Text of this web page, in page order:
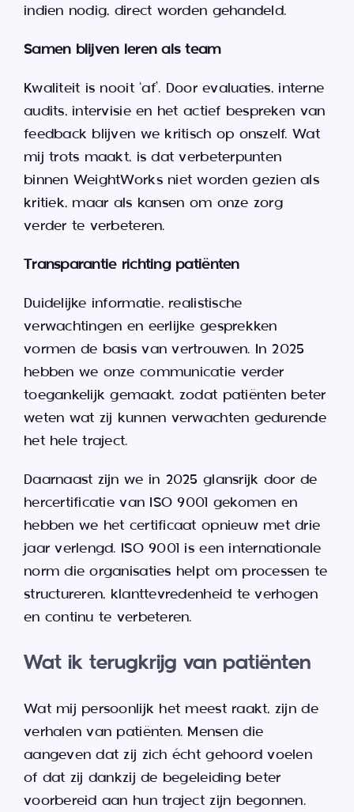
indien nodig, direct worden gehandeld.
Samen blijven leren als team
Kwaliteit is nooit ‘af’. Door evaluaties, interne
audits, intervisie en het actief bespreken van
feedback blijven we kritisch op onszelf. Wat
mij trots maakt, is dat verbeterpunten
binnen WeightWorks niet worden gezien als
kritiek, maar als kansen om onze zorg
verder te verbeteren.
Transparantie richting patiënten
Duidelijke informatie, realistische
verwachtingen en eerlijke gesprekken
vormen de basis van vertrouwen. In 2025
hebben we onze communicatie verder
toegankelijk gemaakt, zodat patiënten beter
weten wat zij kunnen verwachten gedurende
het hele traject.
Daarnaast zijn we in 2025 glansrijk door de
hercertificatie van ISO 9001 gekomen en
hebben we het certificaat opnieuw met drie
jaar verlengd. ISO 9001 is een internationale
norm die organisaties helpt om processen te
structureren, klanttevredenheid te verhogen
en continu te verbeteren.
Wat ik terugkrijg van patiënten
Wat mij persoonlijk het meest raakt, zijn de
verhalen van patiënten. Mensen die
aangeven dat zij zich écht gehoord voelen
of dat zij dankzij de begeleiding beter
voorbereid aan hun traject zijn begonnen.